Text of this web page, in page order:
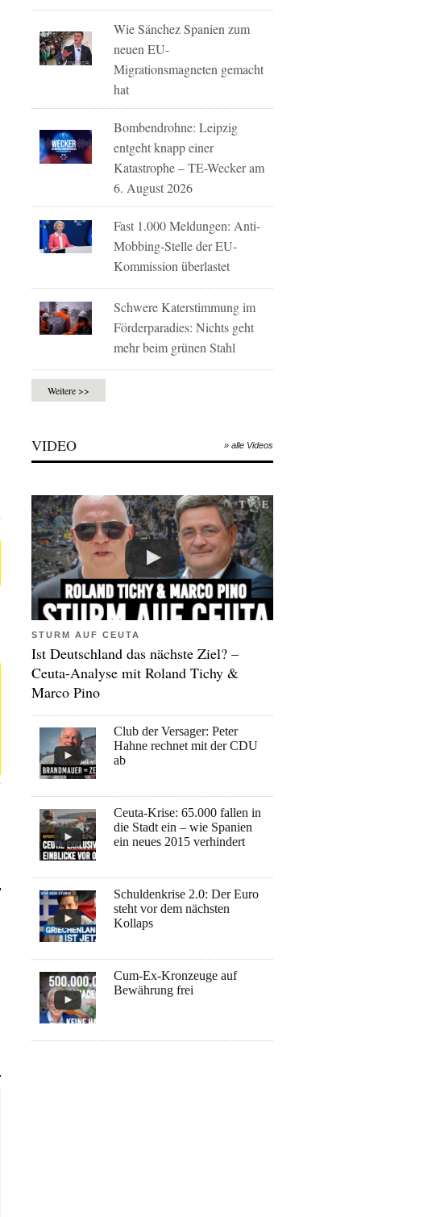
Wie Sánchez Spanien zum
neuen EU-
Migrationsmagneten gemacht
hat
Bombendrohne: Leipzig
entgeht knapp einer
Katastrophe – TE-Wecker am
6. August 2026
Fast 1.000 Meldungen: Anti-
Mobbing-Stelle der EU-
Kommission überlastet
Schwere Katerstimmung im
Förderparadies: Nichts geht
mehr beim grünen Stahl
Weitere >>
VIDEO » alle Videos
STURM AUF CEUTA
Ist Deutschland das nächste Ziel? –
Ceuta-Analyse mit Roland Tichy &
Marco Pino
Club der Versager: Peter
Hahne rechnet mit der CDU
ab
Ceuta-Krise: 65.000 fallen in
die Stadt ein – wie Spanien
ein neues 2015 verhindert
Schuldenkrise 2.0: Der Euro
steht vor dem nächsten
Kollaps
Cum-Ex-Kronzeuge auf
Bewährung frei